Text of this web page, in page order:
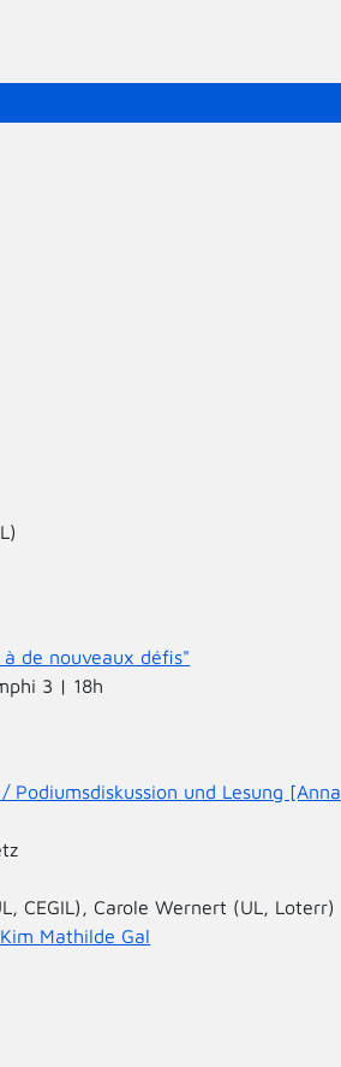
de nouveaux défis"
3 | 18h
und Lesung [Anna
CEGIL), Carole Wernert (UL, Loterr)
Mathilde Gal